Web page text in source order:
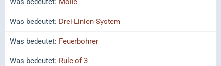
Was bedeutet: Molle
Was bedeutet: Drei-Linien-System
Was bedeutet: Feuerbohrer
Was bedeutet: Rule of 3